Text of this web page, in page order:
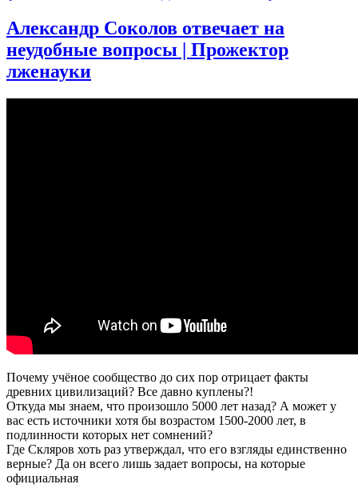
Александр Соколов отвечает на
неудобные вопросы | Прожектор
лженауки
Почему учёное сообщество до сих пор отрицает факты
древних цивилизаций? Все давно куплены?!
Откуда мы знаем, что произошло 5000 лет назад? А может у
вас есть источники хотя бы возрастом 1500-2000 лет, в
подлинности которых нет сомнений?
Где Скляров хоть раз утверждал, что его взгляды единственно
верные? Да он всего лишь задает вопросы, на которые
официальная